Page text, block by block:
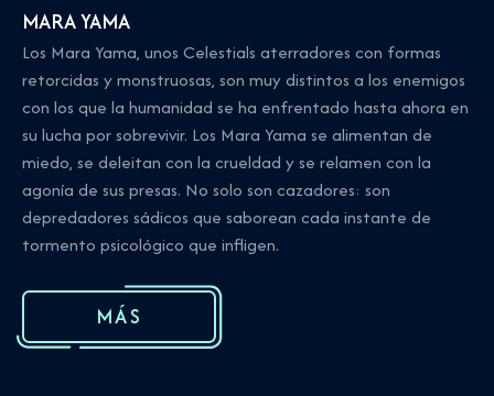
MARA YAMA
Los Mara Yama, unos Celestials aterradores con formas
retorcidas y monstruosas, son muy distintos a los enemigos
con los que la humanidad se ha enfrentado hasta ahora en
su lucha por sobrevivir. Los Mara Yama se alimentan de
miedo, se deleitan con la crueldad y se relamen con la
agonía de sus presas. No solo son cazadores: son
depredadores sádicos que saborean cada instante de
tormento psicológico que infligen.
MÁS